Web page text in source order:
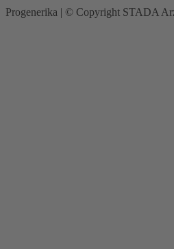
Progenerika | © Copyright STADA